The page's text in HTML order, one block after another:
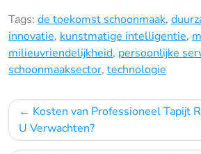
Tags: de toekomst schoonmaak,
innovatie, kunstmatige intelligentie,
milieuvriendelijkheid, persoonlijke
schoonmaaksector, technologie
Bericht
navigatie
Kosten van Professioneel Tapijt
U Verwachten?